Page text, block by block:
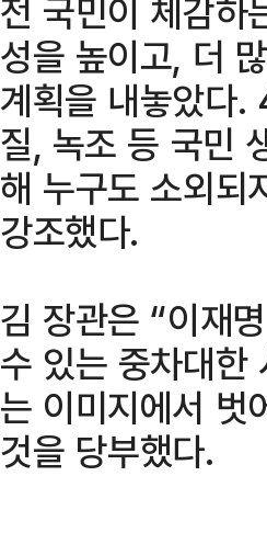
전 국민이 체감하
성을 높이고, 더
계획을 내놓았다.
질, 녹조 등 국민
해 누구도 소외되
강조했다.
김 장관은 “이재
수 있는 중차대한
는 이미지에서 벗
것을 당부했다.